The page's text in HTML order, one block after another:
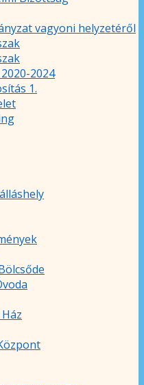
vagyoni helyzetéről
2024
1.